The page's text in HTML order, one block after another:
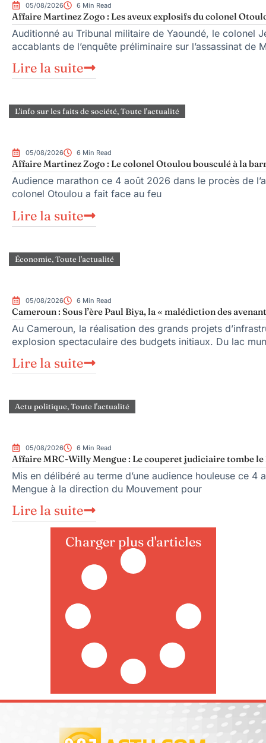
05/08/2026 6 Min Read
Affaire Martinez Zogo : Les aveux explosifs du colonel
Auditionné au Tribunal militaire de Yaoundé, le colonel
accablants de l’enquête préliminaire sur l’assassinat de
Lire la suite
L'info sur les faits de société,Toute l'actualité
05/08/2026 6 Min Read
Affaire Martinez Zogo : Le colonel Otoulou bousculé à la
Audience marathon ce 4 août 2026 dans le procès de
colonel Otoulou a fait face au feu
Lire la suite
Économie,Toute l'actualité
05/08/2026 6 Min Read
Cameroun : Sous l’ère Paul Biya, la « malédiction des
Au Cameroun, la réalisation des grands projets
explosion spectaculaire des budgets initiaux. Du lac
Lire la suite
Actu politique,Toute l'actualité
05/08/2026 6 Min Read
Affaire MRC-Willy Mengue : Le couperet judiciaire tombe le
Mis en délibéré au terme d’une audience houleuse ce
Mengue à la direction du Mouvement pour
Lire la suite
Charger plus d'articles